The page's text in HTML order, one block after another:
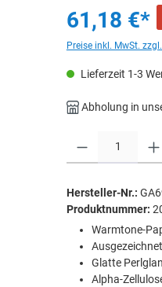
61,18 €*
Preise inkl. MwSt.
Lieferzeit 1-3
Abholung in
Hersteller-Nr.:
Produktnummer:
Warmtone-
Glatte
Alpha-